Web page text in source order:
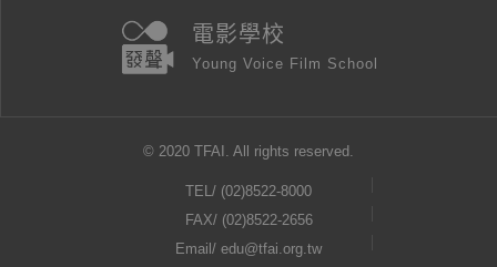
電影學校
Young Voice Film School
© 2020 TFAI. All rights reserved.
TEL/ (02)8522-8000
FAX/ (02)8522-2656
Email/ edu@tfai.org.tw